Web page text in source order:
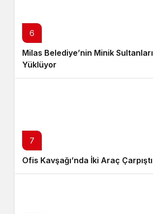
6
Milas Belediye’nin Minik
Yüklüyor
7
Ofis Kavşağı’nda İki Araç